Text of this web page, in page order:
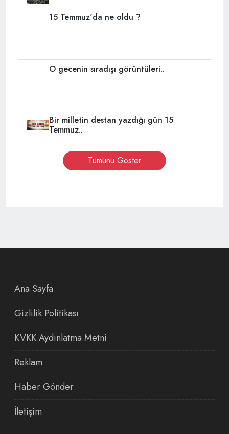
15 Temmuz'da ne oldu ?
O gecenin sıradışı görüntüleri..
Bir milletin destan yazdığı gün 15
Temmuz..
Tümünü Göster
Ana Sayfa
Gizlilik Politikası
KVKK Aydınlatma Metni
Reklam
Haber Gönder
İletişim